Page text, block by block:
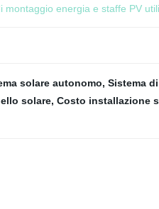
montaggio energia e staffe PV
solare autonomo, Sistema
solare, Costo installazione